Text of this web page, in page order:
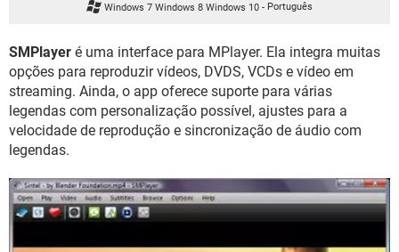
GMAIL
INSTAGRAM GMAIL
GUIA DE COMPRAS
Windows 7 Windows 8 Windows 10- Português
SMPlayer é uma interface para MPlayer. Ela integra muitas
opções para reproduzir vídeos, DVDS, VCDs e vídeo em
streaming. Ainda, o app oferece suporte para várias
legendas com personalização possível, ajustes para a
velocidade de reprodução e sincronização de áudio com
legendas.